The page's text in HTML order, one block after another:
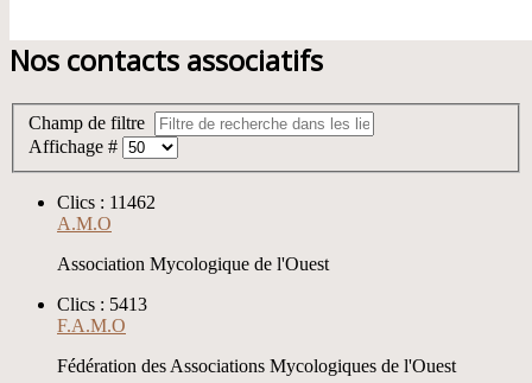
Nos contacts associatifs
Champ de filtre
Affichage #
Clics : 11462
A.M.O
Association Mycologique de l'Ouest
Clics : 5413
F.A.M.O
Fédération des Associations Mycologiques de l'Ouest